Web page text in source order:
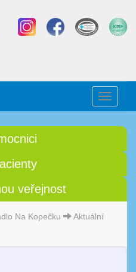
Toggle
veřejnost
Na Kopečku
Aktuální